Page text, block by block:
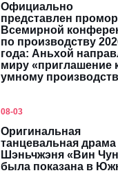
Официально
представлен
Всемирной
по производству
года: Аньхой
миру «приглашение
умному
08-03
Оригинальная
танцевальная драма
Шэньчжэня «Вин
была показана в